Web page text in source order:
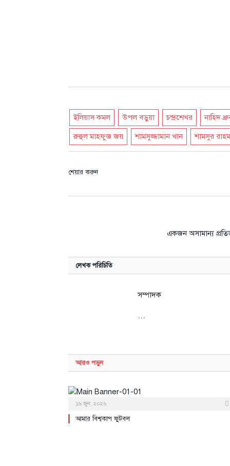
ইলিয়াস কমল উপল বড়ুয়া চন্দ্রশেখর নাহিদ
রুহুল মাহফুজ জয় শামসুজ্জামান খান শামসুর
শেয়ার করুন
একজন অসামান্য
লেখক পরিচিতি
সম্পাদক
...
আরও পড়ুন
১৯ জুন, ২০২৬
আমার বিশ্বকাপ ফুটবল